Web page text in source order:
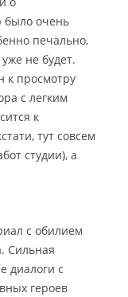
очень
печально,
не будет.
к просмотру
с легким
к
тут совсем
студии), а
с обилием
Сильная
диалоги с
героев